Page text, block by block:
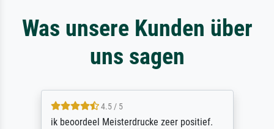
Was unsere Kunden über
uns sagen
4.5 / 5
ik beoordeel Meisterdrucke zeer positief.